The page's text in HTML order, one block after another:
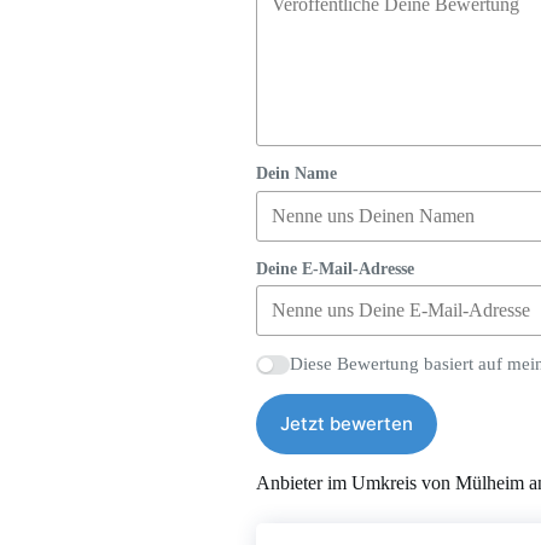
Dein Name
Deine E-Mail-Adresse
Diese Bewertung basiert auf
Jetzt bewerten
Anbieter im Umkreis von Mülheim